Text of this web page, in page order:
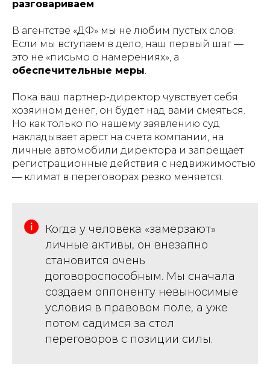
разговариваем
В агентстве «ДФ» мы не любим пустых слов.
Если мы вступаем в дело, наш первый шаг —
это не «письмо о намерениях», а
обеспечительные меры.
Пока ваш партнер-директор чувствует себя
хозяином денег, он будет над вами смеяться.
Но как только по нашему заявлению суд
накладывает арест на счета компании, на
личные автомобили директора и запрещает
регистрационные действия с недвижимостью
— климат в переговорах резко меняется.
Когда у человека «замерзают»
личные активы, он внезапно
становится очень
договороспособным. Мы сначала
создаем оппоненту невыносимые
условия в правовом поле, а уже
потом садимся за стол
переговоров с позиции силы.